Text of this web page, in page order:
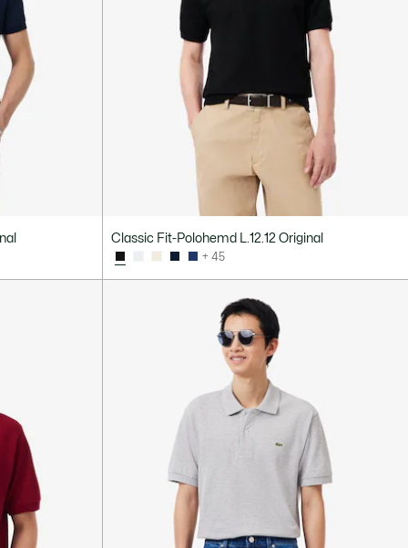
Classic Fit-Polohemd L.12.12 Original
+ 45